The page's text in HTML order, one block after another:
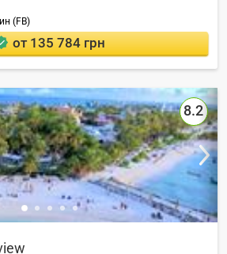
(FB)
от 135 784 грн
8.2